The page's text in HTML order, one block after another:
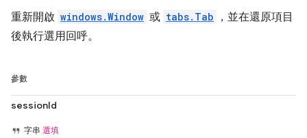
重新開啟 windows.Window 或 tabs.Tab
，並在還原項目
後執行選用回呼。
參數
sessionId
字串 選填